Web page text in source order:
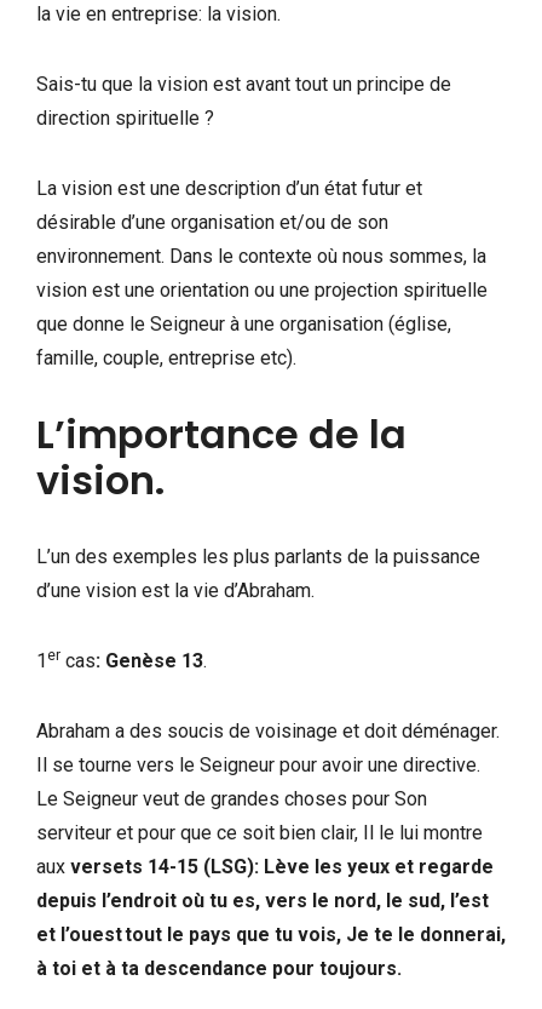
la vie en entreprise: la vision.
Sais-tu que la vision est avant tout un principe de
direction spirituelle ?
La vision est une description d’un état futur et
désirable d’une organisation et/ou de son
environnement. Dans le contexte où nous sommes, la
vision est une orientation ou une projection spirituelle
que donne le Seigneur à une organisation (église,
famille, couple, entreprise etc).
L’importance de la
vision.
L’un des exemples les plus parlants de la puissance
d’une vision est la vie d’Abraham.
1 er cas: Genèse 13.
Abraham a des soucis de voisinage et doit déménager.
Il se tourne vers le Seigneur pour avoir une directive.
Le Seigneur veut de grandes choses pour Son
serviteur et pour que ce soit bien clair, Il le lui montre
aux versets 14-15 (LSG): Lève les yeux et regarde
depuis l’endroit où tu es, vers le nord, le sud, l’est
et l’ouest tout le pays que tu vois, Je te le donnerai,
à toi et à ta descendance pour toujours.